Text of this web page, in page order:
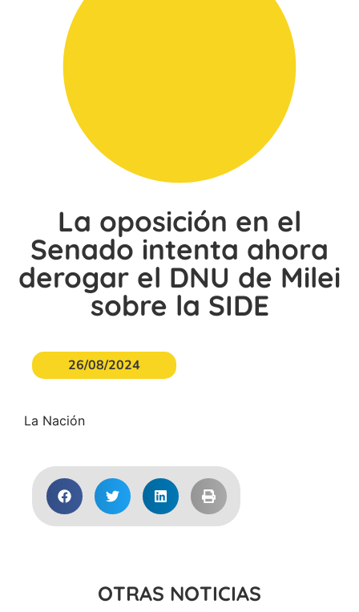
La oposición en el
Senado intenta ahora
derogar el DNU de Milei
sobre la SIDE
26/08/2024
La Nación
OTRAS NOTICIAS